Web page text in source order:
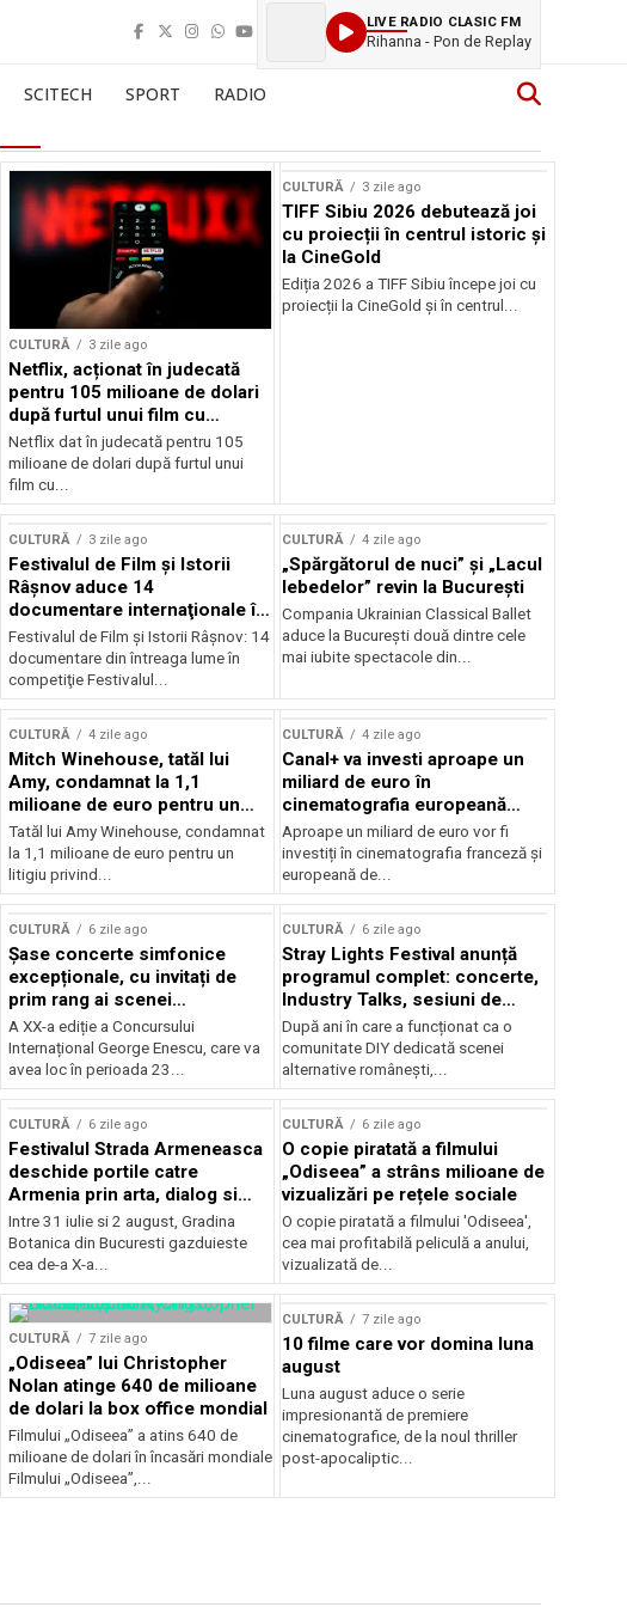
LIVE RADIO CLASIC FM
Rihanna - Pon de Replay
SCITECH SPORT RADIO
CULTURĂ 3 zile ago
Netflix, acționat în judecată
pentru 105 milioane de dolari
după furtul unui film cu
Nicolas Cage
Netflix dat în judecată pentru 105
milioane de dolari după furtul unui
film cu...
CULTURĂ 3 zile ago
TIFF Sibiu 2026 debutează joi
cu proiecții în centrul istoric și
la CineGold
Ediția 2026 a TIFF Sibiu începe joi cu
proiecții la CineGold și în centrul...
CULTURĂ 3 zile ago
Festivalul de Film şi Istorii
Râşnov aduce 14
documentare internaţionale în
premieră
Festivalul de Film şi Istorii Râşnov: 14
documentare din întreaga lume în
competiţie Festivalul...
CULTURĂ 4 zile ago
„Spărgătorul de nuci” și „Lacul
lebedelor” revin la București
Compania Ukrainian Classical Ballet
aduce la București două dintre cele
mai iubite spectacole din...
CULTURĂ 4 zile ago
Mitch Winehouse, tatăl lui
Amy, condamnat la 1,1
milioane de euro pentru un
litigiu pierdut
Tatăl lui Amy Winehouse, condamnat
la 1,1 milioane de euro pentru un
litigiu privind...
CULTURĂ 4 zile ago
Canal+ va investi aproape un
miliard de euro în
cinematografia europeană
până în 2032
Aproape un miliard de euro vor fi
investiți în cinematografia franceză și
europeană de...
CULTURĂ 6 zile ago
Șase concerte simfonice
excepționale, cu invitați de
prim rang ai scenei
internaționale și ansambluri
orchestrale românești de
prestigiu, în programul
Concursului Enescu 2026
A XX-a ediție a Concursului
Internațional George Enescu, care va
avea loc în perioada 23...
CULTURĂ 6 zile ago
Stray Lights Festival anunță
programul complet: concerte,
Industry Talks, sesiuni de
audiție și noi opțiuni de
participare pentru public
După ani în care a funcționat ca o
comunitate DIY dedicată scenei
alternative românești,...
CULTURĂ 6 zile ago
Festivalul Strada Armeneasca
deschide portile catre
Armenia prin arta, dialog si
patrimoniu, intre 31 iulie si 2
august, la Gradina Botanica din
Bucuresti
Intre 31 iulie si 2 august, Gradina
Botanica din Bucuresti gazduieste
cea de-a X-a...
CULTURĂ 6 zile ago
O copie piratată a filmului
„Odiseea” a strâns milioane de
vizualizări pe rețele sociale
O copie piratată a filmului 'Odiseea',
cea mai profitabilă peliculă a anului,
vizualizată de...
CULTURĂ 7 zile ago
„Odiseea” lui Christopher
Nolan atinge 640 de milioane
de dolari la box office mondial
Filmului „Odiseea” a atins 640 de
milioane de dolari în încasări mondiale
Filmului „Odiseea”,...
CULTURĂ 7 zile ago
10 filme care vor domina luna
august
Luna august aduce o serie
impresionantă de premiere
cinematografice, de la noul thriller
post-apocaliptic...